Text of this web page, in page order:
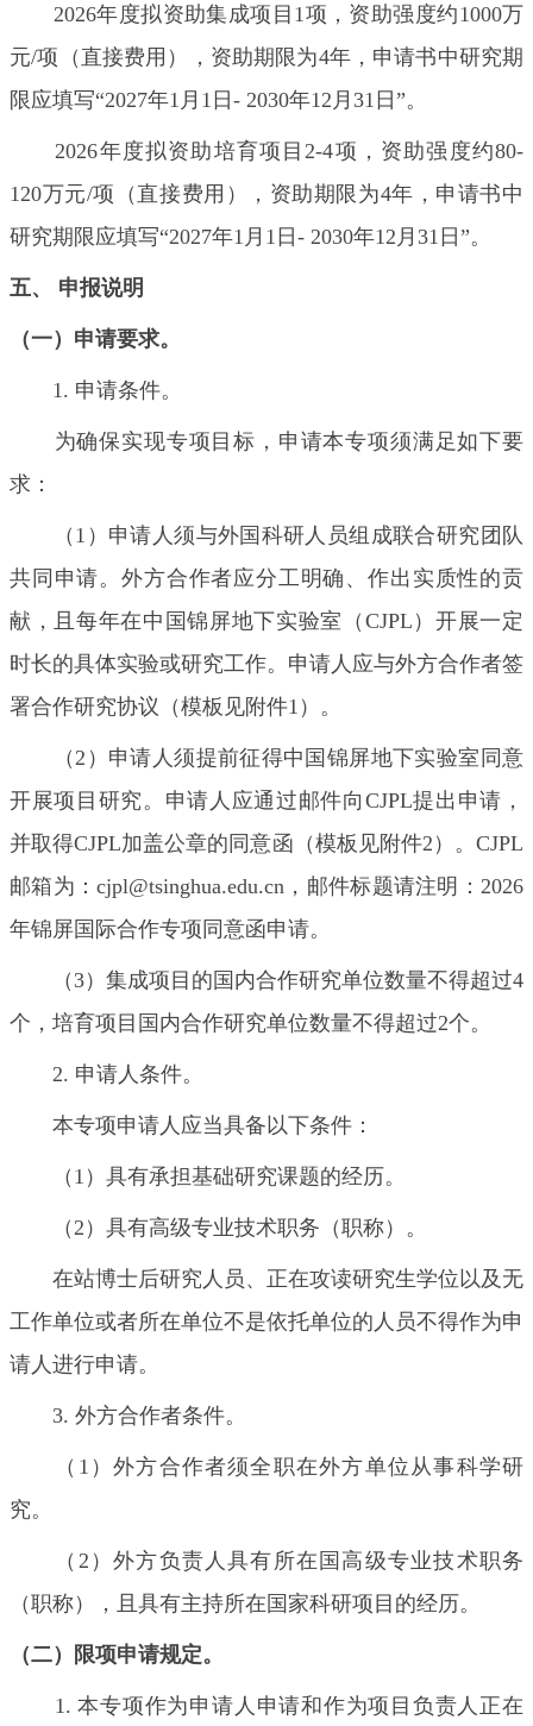
2026年度拟资助集成项目1项，资助强度约1000万
元/项（直接费用），资助期限为4年，申请书中研究期
限应填写“2027年1月1日- 2030年12月31日”。
2026年度拟资助培育项目2-4项，资助强度约80-
120万元/项（直接费用），资助期限为4年，申请书中
研究期限应填写“2027年1月1日- 2030年12月31日”。
五、 申报说明
（一）申请要求。
1. 申请条件。
为确保实现专项目标，申请本专项须满足如下要
求：
（1）申请人须与外国科研人员组成联合研究团队
共同申请。外方合作者应分工明确、作出实质性的贡
献，且每年在中国锦屏地下实验室（CJPL）开展一定
时长的具体实验或研究工作。申请人应与外方合作者签
署合作研究协议（模板见附件1）。
（2）申请人须提前征得中国锦屏地下实验室同意
开展项目研究。申请人应通过邮件向CJPL提出申请，
并取得CJPL加盖公章的同意函（模板见附件2）。CJPL
邮箱为：cjpl@tsinghua.edu.cn，邮件标题请注明：2026
年锦屏国际合作专项同意函申请。
（3）集成项目的国内合作研究单位数量不得超过4
个，培育项目国内合作研究单位数量不得超过2个。
2. 申请人条件。
本专项申请人应当具备以下条件：
（1）具有承担基础研究课题的经历。
（2）具有高级专业技术职务（职称）。
在站博士后研究人员、正在攻读研究生学位以及无
工作单位或者所在单位不是依托单位的人员不得作为申
请人进行申请。
3. 外方合作者条件。
（1）外方合作者须全职在外方单位从事科学研
究。
（2）外方负责人具有所在国高级专业技术职务
（职称），且具有主持所在国家科研项目的经历。
（二）限项申请规定。
1. 本专项作为申请人申请和作为项目负责人正在